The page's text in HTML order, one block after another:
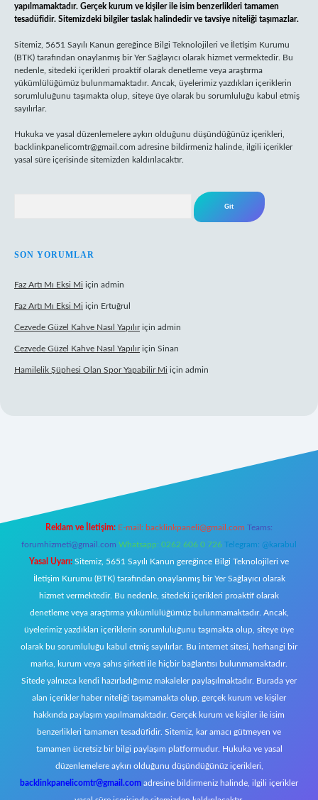
yapılmamaktadır. Gerçek kurum ve kişiler ile isim benzerlikleri tamamen
tesadüfidir. Sitemizdeki bilgiler taslak halindedir ve tavsiye niteliği taşımazlar.
Sitemiz, 5651 Sayılı Kanun gereğince Bilgi Teknolojileri ve İletişim Kurumu
(BTK) tarafından onaylanmış bir Yer Sağlayıcı olarak hizmet vermektedir. Bu
nedenle, sitedeki içerikleri proaktif olarak denetleme veya araştırma
yükümlülüğümüz bulunmamaktadır. Ancak, üyelerimiz yazdıkları içeriklerin
sorumluluğunu taşımakta olup, siteye üye olarak bu sorumluluğu kabul etmiş
sayılırlar.
Hukuka ve yasal düzenlemelere aykırı olduğunu düşündüğünüz içerikleri,
backlinkpanelicomtr@gmail.com adresine bildirmeniz halinde, ilgili içerikler
yasal süre içerisinde sitemizden kaldırılacaktır.
SON YORUMLAR
Faz Artı Mı Eksi Mi için admin
Faz Artı Mı Eksi Mi için Ertuğrul
Cezvede Güzel Kahve Nasıl Yapılıriçin admin
Cezvede Güzel Kahve Nasıl Yapılıriçin Sinan
Hamilelik Şüphesi Olan Spor Yapabilir Mi için admin
Reklam ve İletişim: E-mail: backlinkpaneli@gmail.com Teams:
forumhizmeti@gmail.com Whatsapp: 0262 606 0 726 Telegram: @karabul
Yasal Uyarı: Sitemiz, 5651 Sayılı Kanun gereğince Bilgi Teknolojileri ve
İletişim Kurumu (BTK) tarafından onaylanmış bir Yer Sağlayıcı olarak
hizmet vermektedir. Bu nedenle, sitedeki içerikleri proaktif olarak
denetleme veya araştırma yükümlülüğümüz bulunmamaktadır. Ancak,
üyelerimiz yazdıkları içeriklerin sorumluluğunu taşımakta olup, siteye üye
olarak bu sorumluluğu kabul etmiş sayılırlar. Bu internet sitesi, herhangi bir
marka, kurum veya şahıs şirketi ile hiçbir bağlantısı bulunmamaktadır.
Sitede yalnızca kendi hazırladığımız makaleler paylaşılmaktadır. Burada yer
alan içerikler haber niteliği taşımamakta olup, gerçek kurum ve kişiler
hakkında paylaşım yapılmamaktadır. Gerçek kurum ve kişiler ile isim
benzerlikleri tamamen tesadüfidir. Sitemiz, kar amacı gütmeyen ve
tamamen ücretsiz bir bilgi paylaşım platformudur. Hukuka ve yasal
düzenlemelere aykırı olduğunu düşündüğünüz içerikleri,
backlinkpanelicomtr@gmail.com adresine bildirmeniz halinde, ilgili içerikler